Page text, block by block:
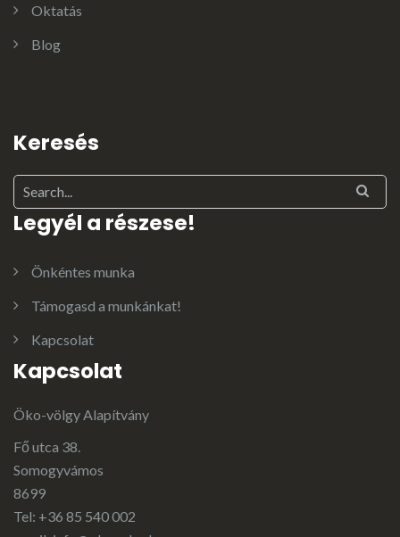
Oktatás
Blog
Keresés
Legyél a részese!
Önkéntes munka
Támogasd a munkánkat!
Kapcsolat
Kapcsolat
Öko-völgy Alapítvány
Fő utca 38.
Somogyvámos
8699
Tel: +36 85 540 002